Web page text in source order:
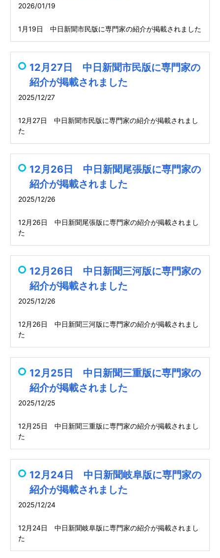
2026/01/19
1月19日 中日新聞市民版に専門家の紹介が掲載されました
12月27日 中日新聞市民版に専門家の
紹介が掲載されました
2025/12/27
12月27日 中日新聞市民版に専門家の紹介が掲載されまし
た
12月26日 中日新聞尾張版に専門家の
紹介が掲載されました
2025/12/26
12月26日 中日新聞尾張版に専門家の紹介が掲載されまし
た
12月26日 中日新聞三河版に専門家の
紹介が掲載されました
2025/12/26
12月26日 中日新聞三河版に専門家の紹介が掲載されまし
た
12月25日 中日新聞三重版に専門家の
紹介が掲載されました
2025/12/25
12月25日 中日新聞三重版に専門家の紹介が掲載されまし
た
12月24日 中日新聞岐阜版に専門家の
紹介が掲載されました
2025/12/24
12月24日 中日新聞岐阜版に専門家の紹介が掲載されまし
た